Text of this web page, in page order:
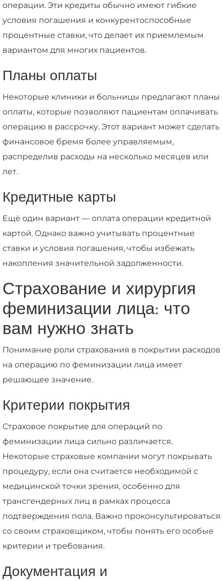
операции. Эти кредиты обычно имеют гибкие
условия погашения и конкурентоспособные
процентные ставки, что делает их приемлемым
вариантом для многих пациентов.
Планы оплаты
Некоторые клиники и больницы предлагают планы
оплаты, которые позволяют пациентам оплачивать
операцию в рассрочку. Этот вариант может сделать
финансовое бремя более управляемым,
распределив расходы на несколько месяцев или
лет.
Кредитные карты
Ещё один вариант — оплата операции кредитной
картой. Однако важно учитывать процентные
ставки и условия погашения, чтобы избежать
накопления значительной задолженности.
Страхование и хирургия
феминизации лица: что
вам нужно знать
Понимание роли страхования в покрытии расходов
на операцию по феминизации лица имеет
решающее значение.
Критерии покрытия
Страховое покрытие для операций по
феминизации лица сильно различается.
Некоторые страховые компании могут покрывать
процедуру, если она считается необходимой с
медицинской точки зрения, особенно для
трансгендерных лиц в рамках процесса
подтверждения пола. Важно проконсультироваться
со своим страховщиком, чтобы понять его особые
критерии и требования.
Документация и